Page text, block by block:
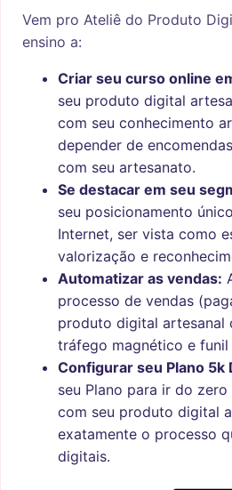
Vem pro Ateliê do Produto
ensino a:
Criar seu curso online
seu produto digital
com seu conhecimento
depender de
com seu artesanato.
Se destacar em seu
seu posicionamento
Internet, ser vista como
valorização e
Automatizar as vendas:
processo de vendas
produto digital artesanal
tráfego magnético e
Configurar seu Plano 5k
seu Plano para ir do
com seu produto digital
exatamente o processo
digitais.